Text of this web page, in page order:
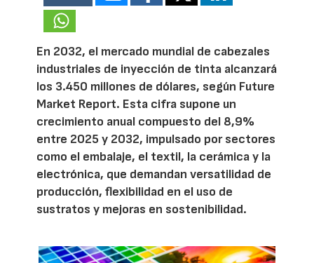
En 2032, el mercado mundial de cabezales
industriales de inyección de tinta alcanzará
los 3.450 millones de dólares, según Future
Market Report. Esta cifra supone un
crecimiento anual compuesto del 8,9%
entre 2025 y 2032, impulsado por sectores
como el embalaje, el textil, la cerámica y la
electrónica, que demandan versatilidad de
producción, flexibilidad en el uso de
sustratos y mejoras en sostenibilidad.